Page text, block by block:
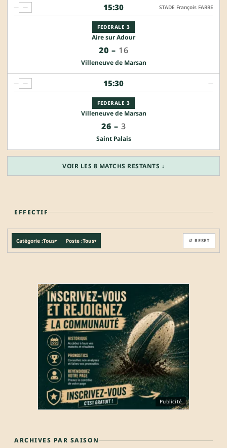
15:30
FEDERALE 3
Aire sur Adour
20 – 16
Villeneuve de Marsan
— — STADE François FARRE
15:30
FEDERALE 3
Villeneuve de Marsan
26 – 3
Saint Palais
— — —
VOIR LES 8 MATCHS RESTANTS ↓
EFFECTIF
Catégorie :Tous▾ Poste :Tous▾ ↺ RESET
Publicité
ARCHIVES PAR SAISON